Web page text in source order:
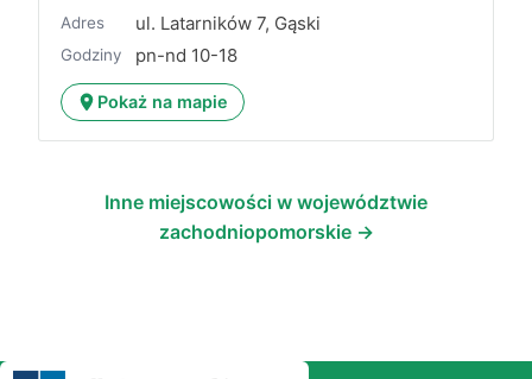
Adres ul. Latarników 7, Gąski
Godziny pn-nd 10-18
Pokaż na mapie
Inne miejscowości w województwie
zachodniopomorskie →